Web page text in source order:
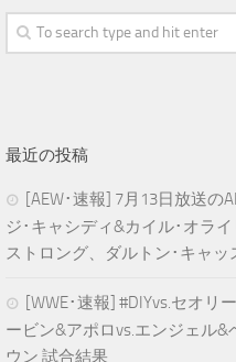
最近の投稿
[AEW･速報] 7月13日放送の
ジ･キャシディ&カイル･オラ
ストロング、ダルトン･キャッ
[WWE･速報] #DIYvs.セオリ
ービン&アポロvs.エンジェル
ウン 試合結果